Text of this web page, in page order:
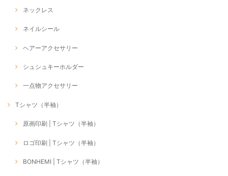
ネックレス
ネイルシール
ヘアーアクセサリー
シュシュキーホルダー
一点物アクセサリー
Tシャツ（半袖）
原画印刷 | Tシャツ（半袖）
ロゴ印刷 | Tシャツ（半袖）
BONHEMI | Tシャツ（半袖）